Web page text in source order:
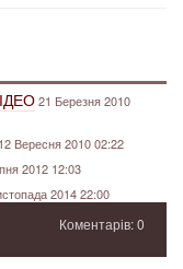
21 Березня 2010
12 Вересня 2010 02:22
2012 12:03
2014 22:00
Коментарів: 0